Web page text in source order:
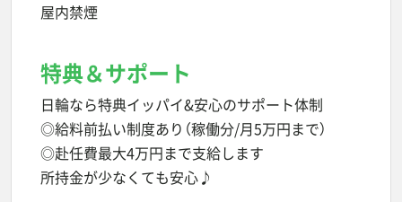
屋内禁煙
特典＆サポート
日輪なら特典イッパイ&安心のサポート体制
◎給料前払い制度あり（稼働分/月5万円まで）
◎赴任費最大4万円まで支給します
所持金が少なくても安心♪